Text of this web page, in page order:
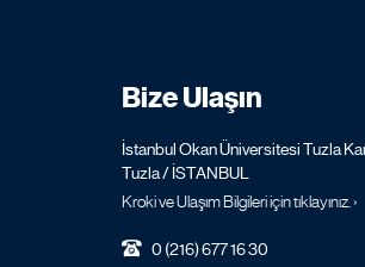
Bize Ulaşın
İstanbul Okan Üniversitesi Tuzla
Tuzla / İSTANBUL
Kroki ve Ulaşım Bilgileri için tıklayınız. ›
0 (216) 677 16 30